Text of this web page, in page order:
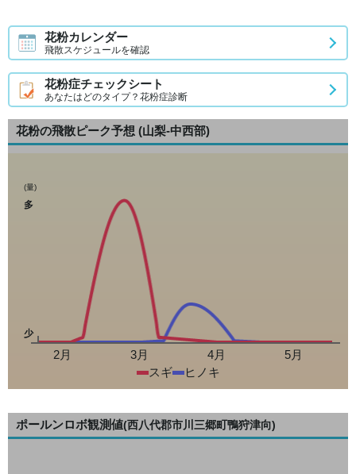
花粉カレンダー
飛散スケジュールを確認
花粉症チェックシート
あなたはどのタイプ？花粉症診断
花粉の飛散ピーク予想 (山梨-中西部)
(量)
多
少
2月 3月 4月
5月
スギ
ヒノキ
ポールンロボ観測値(西八代郡市川三郷町鴨狩津向)